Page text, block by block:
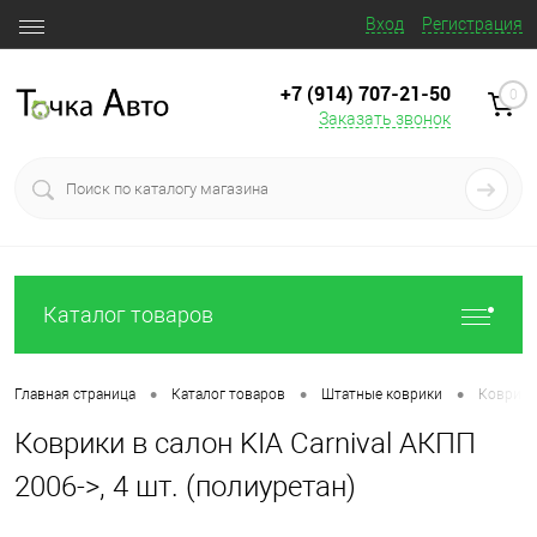
Вход Регистрация
+7 (914) 707‒21‒50
Заказать звонок
0
Каталог товаров
Главная страница • Каталог товаров • Штатные коврики •
Коврики в салон KIA Carnival АКПП
2006->, 4 шт. (полиуретан)